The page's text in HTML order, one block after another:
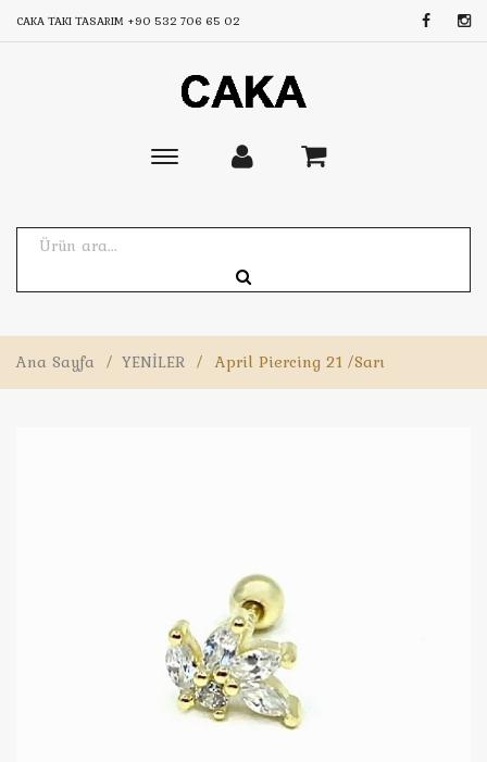
CAKA TAKI TASARIM +90 532 706 65 02
Toggle
Ana Sayfa / YENİLER / April Piercing 21 /Sarı